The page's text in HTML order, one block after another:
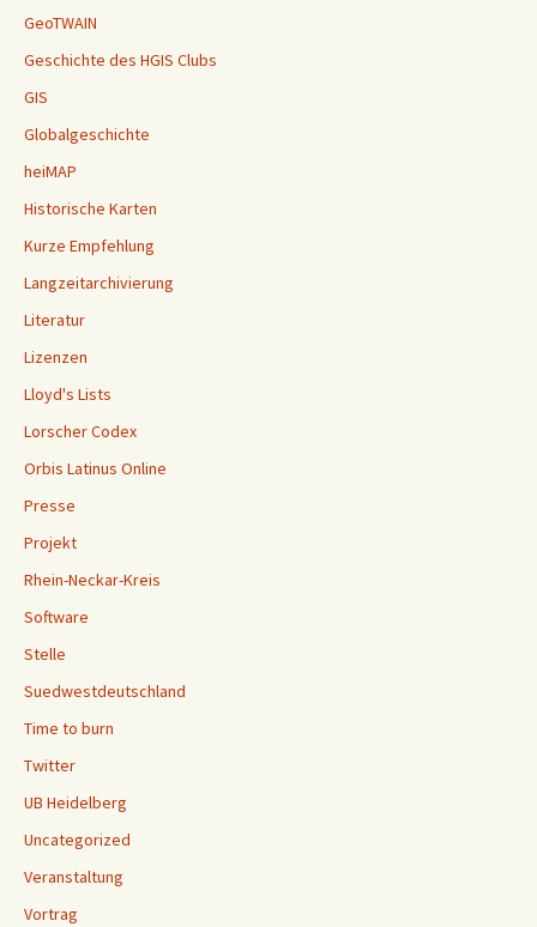
GeoTWAIN
Geschichte des HGIS Clubs
GIS
Globalgeschichte
heiMAP
Historische Karten
Kurze Empfehlung
Langzeitarchivierung
Literatur
Lizenzen
Lloyd's Lists
Lorscher Codex
Orbis Latinus Online
Presse
Projekt
Rhein-Neckar-Kreis
Software
Stelle
Suedwestdeutschland
Time to burn
Twitter
UB Heidelberg
Uncategorized
Veranstaltung
Vortrag